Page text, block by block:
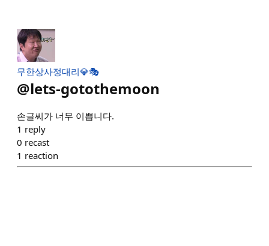
무한상사정대리💎🎭
@lets-gotothemoon
손글씨가 너무 이쁩니다.
1 reply
0 recast
1 reaction